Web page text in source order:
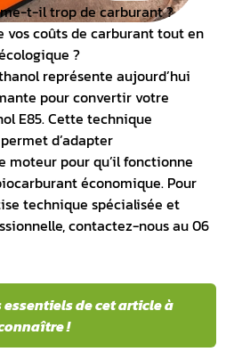
t-il trop de carburant ?
vos coûts de carburant tout en
?
représente aujourd’hui
pour convertir votre
E85. Cette technique
d’adapter
pour qu’il fonctionne
économique. Pour
technique spécialisée et
contactez-nous au 06
de cet article à
!